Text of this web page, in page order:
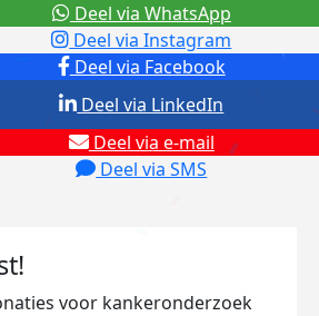
Deel via Facebook
Deel via Instagram
Deel via e-mail
Deel via SMS
Deel via LinkedIn
Deel via WhatsApp
voor kankeronderzoek